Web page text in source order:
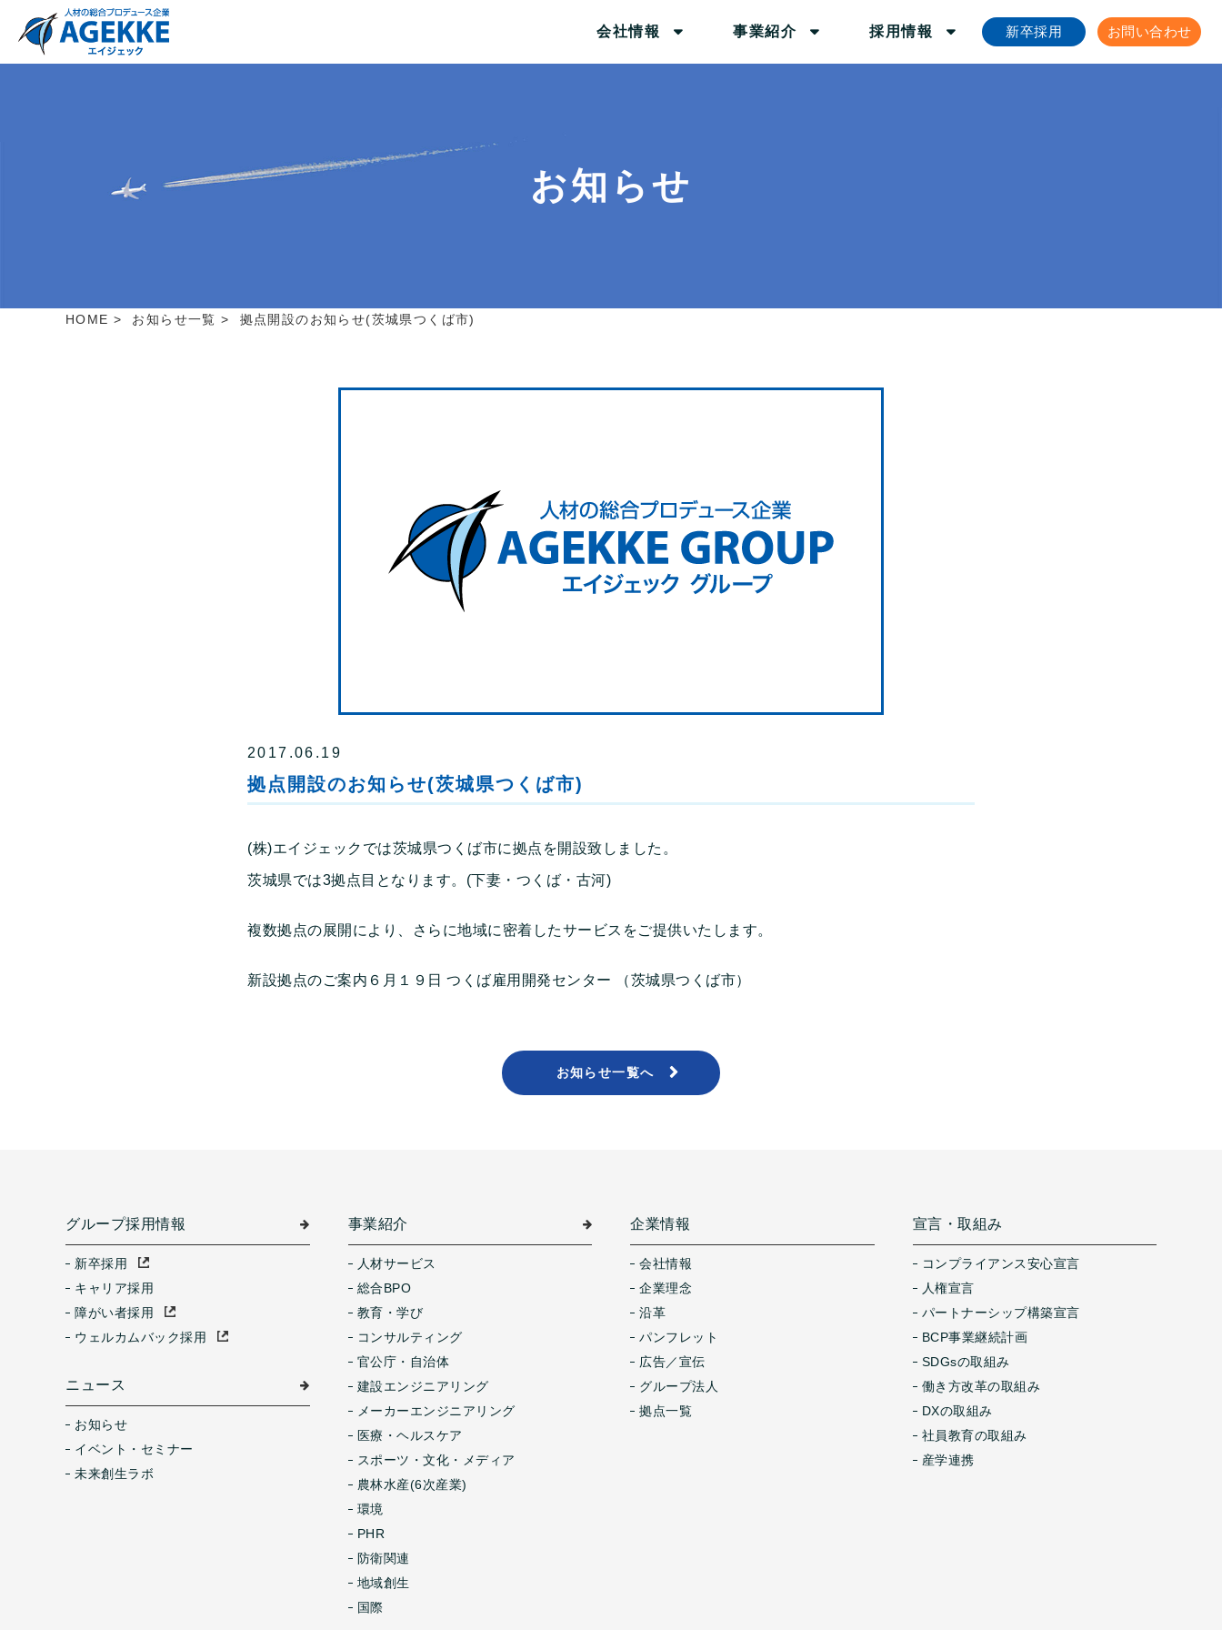
お問い合わせ
新卒採用
会社情報 事業紹介 採用情報
お知らせ
HOME > お知らせ一覧 > 拠点開設のお知らせ(茨城県つくば市)
2017.06.19
拠点開設のお知らせ(茨城県つくば市)
(株)エイジェックでは茨城県つくば市に拠点を開設致しました。
茨城県では3拠点目となります。 (下妻・つくば・古河)
複数拠点の展開により、さらに地域に密着したサービスをご提供いたします。
新設拠点のご案内６月１９日 つくば雇用開発センター （茨城県つくば市）
お知らせ一覧へ
グループ採用情報
新卒採用
キャリア採用
障がい者採用
ウェルカムバック採用
ニュース
お知らせ
イベント・セミナー
未来創生ラボ
事業紹介
人材サービス
総合BPO
教育・学び
コンサルティング
官公庁・自治体
建設エンジニアリング
メーカーエンジニアリング
医療・ヘルスケア
スポーツ・文化・メディア
農林水産(6次産業)
環境
PHR
防衛関連
地域創生
国際
企業情報
会社情報
企業理念
沿革
パンフレット
広告／宣伝
グループ法人
拠点一覧
宣言・取組み
コンプライアンス安心宣言
人権宣言
パートナーシップ構築宣言
BCP事業継続計画
SDGsの取組み
働き方改革の取組み
DXの取組み
社員教育の取組み
産学連携